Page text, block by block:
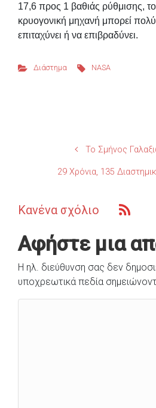
17,6 προς 1 βαθιάς ρύθμισης, το
κρυογονική μηχανή μπορεί
επιταχύνει ή να επιβραδύνει.
Διάστημα NASA
Το Σμήνος
29 Χρόνια, 135
Κανένα σχόλιο
Αφήστε μια
Η ηλ. διεύθυνση σας δεν
υποχρεωτικά πεδία